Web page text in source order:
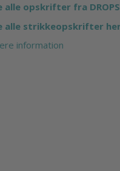
alle opskrifter fra
alle strikkeopskrifter
information